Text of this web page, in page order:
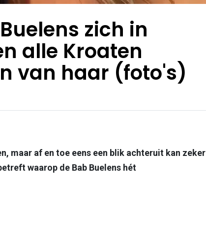
zich in
alle Kroaten
van haar (foto's)
maar af en toe eens een blik achteruit kan zeker
waarop de Bab Buelens hét